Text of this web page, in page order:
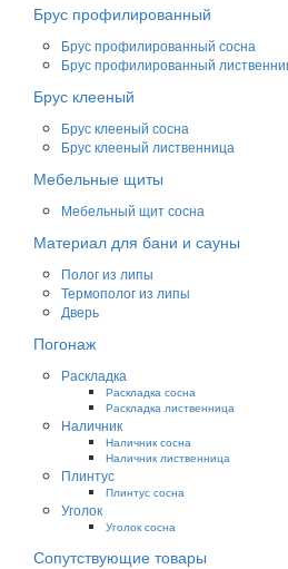
Брус профилированный
Брус профилированный сосна
Брус профилированный
Брус клееный
Брус клееный сосна
Брус клееный лиственница
Мебельные щиты
Мебельный щит сосна
Материал для бани и сауны
Полог из липы
Термополог из липы
Дверь
Погонаж
Раскладка
Раскладка сосна
Раскладка лиственница
Наличник
Наличник сосна
Наличник лиственница
Плинтус
Плинтус сосна
Уголок
Уголок сосна
Сопутствующие товары